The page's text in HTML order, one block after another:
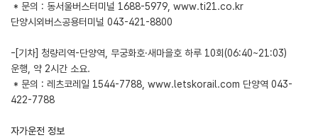
* 문의 : 동서울버스터미널 1688-5979, www.ti21.co.kr
단양시외버스공용터미널 043-421-8800
-[기차] 청량리역-단양역, 무궁화호·새마을호 하루 10회(06:40~21:03)
운행, 약 2시간 소요.
* 문의 : 레츠코레일 1544-7788, www.letskorail.com 단양역 043-
422-7788
자가운전 정보